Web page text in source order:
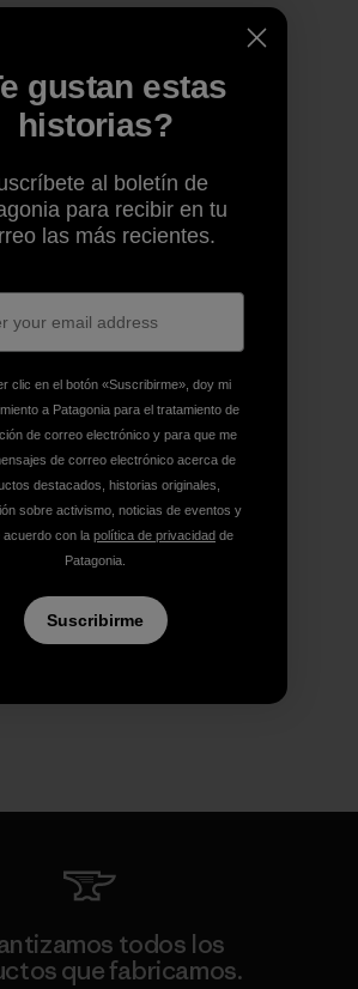
todos los
que fabricamos.
gustan estas
historias?
al boletín de
para recibir en tu
las más recientes.
clic en el botón «Suscribirme», doy mi
a Patagonia para el tratamiento de
de correo electrónico y para que me
de correo electrónico acerca de
destacados, historias originales,
sobre activismo, noticias de eventos y
acuerdo con la política de privacidad de
Patagonia.
Suscribirme